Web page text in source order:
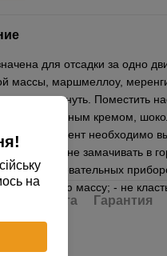
для отсадки за одно
массы, маршмеллоу,
просохнуть. Поместить
приготовленным кремом,
инструмент необходимо
- не замачивать в
нагревательных
горячую массу; - не
Оплата Гарантия
на